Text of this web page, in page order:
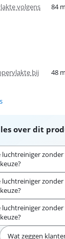
volgens
84
bij
48
over dit
luchtreiniger
luchtreiniger
luchtreiniger
Wat zeggen